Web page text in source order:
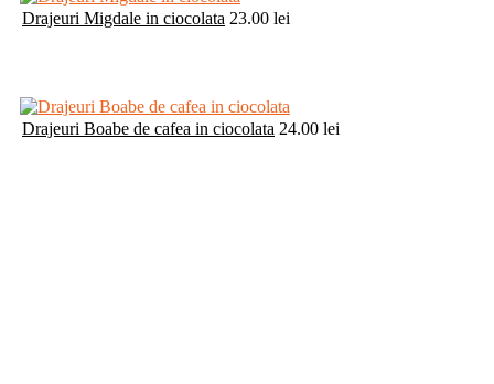
Drajeuri Migdale in ciocolata 23.00 lei
Drajeuri Boabe de cafea in ciocolata 24.00 lei